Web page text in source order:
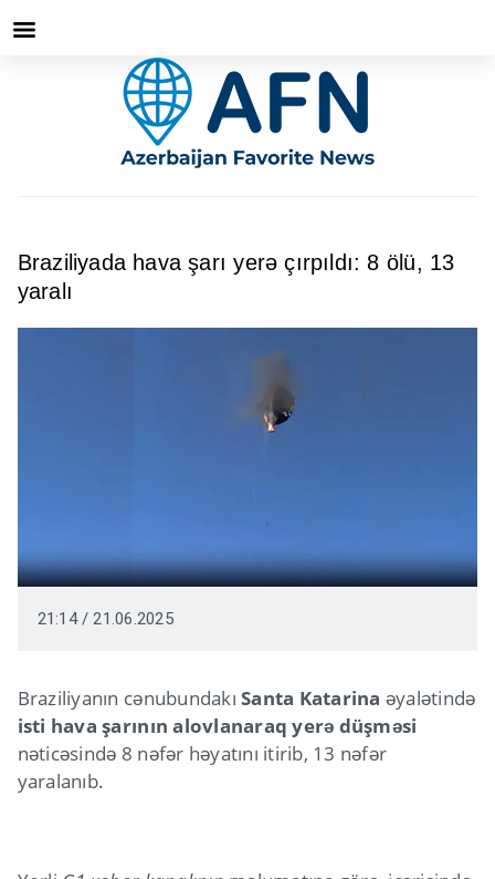
Braziliyada hava şarı yerə çırpıldı: 8 ölü, 13
yaralı
21:14 / 21.06.2025
Braziliyanın cənubundakıSanta Katarina əyalətində
isti hava şarının alovlanaraq yerə düşməsi
nəticəsində 8 nəfər həyatını itirib, 13 nəfər
yaralanıb.